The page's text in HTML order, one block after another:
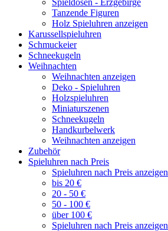
Spieldosen - Erzgebirge
Tanzende Figuren
Holz Spieluhren anzeigen
Karussellspieluhren
Schmuckeier
Schneekugeln
Weihnachten
Weihnachten anzeigen
Deko - Spieluhren
Holzspieluhren
Miniaturszenen
Schneekugeln
Handkurbelwerk
Weihnachten anzeigen
Zubehör
Spieluhren nach Preis
Spieluhren nach Preis anzeigen
bis 20 €
20 - 50 €
50 - 100 €
über 100 €
Spieluhren nach Preis anzeigen